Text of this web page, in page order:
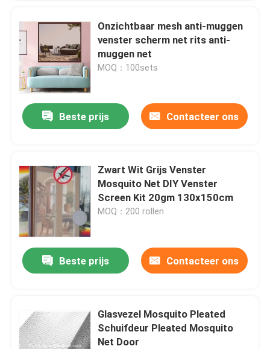
Onzichtbaar mesh anti-muggen
venster scherm net rits anti-
muggen net
MOQ：100sets
Beste prijs Contacteer ons
Zwart Wit Grijs Venster
Mosquito Net DIY Venster
Screen Kit 20gm 130x150cm
MOQ：200 rollen
Beste prijs Contacteer ons
Glasvezel Mosquito Pleated
Schuifdeur Pleated Mosquito
Net Door